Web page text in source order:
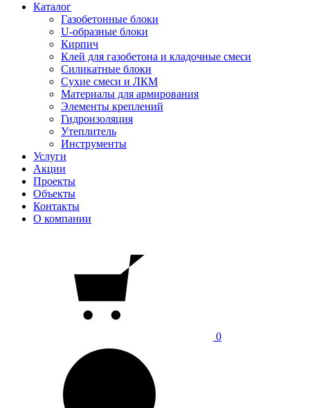
Каталог
Газобетонные блоки
U-образные блоки
Кирпич
Клей для газобетона и кладочные смеси
Силикатные блоки
Сухие смеси и ЛКМ
Материалы для армирования
Элементы креплений
Гидроизоляция
Утеплитель
Инструменты
Услуги
Акции
Проекты
Объекты
Контакты
О компании
0